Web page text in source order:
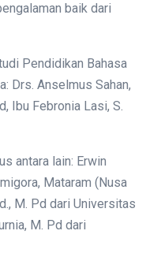
baik dari
Pendidikan Bahasa
Drs. Anselmus Sahan,
Ibu Febronia Lasi, S.
antara lain: Erwin
Mataram (Nusa
M. Pd dari Universitas
M. Pd dari